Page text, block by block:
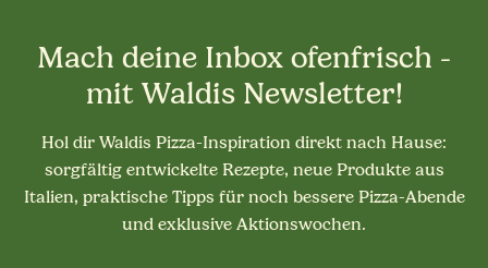
Mach deine Inbox ofenfrisch -
mit Waldis Newsletter!
Hol dir Waldis Pizza-Inspiration direkt nach Hause:
sorgfältig entwickelte Rezepte, neue Produkte aus
Italien, praktische Tipps für noch bessere Pizza-Abende
und exklusive Aktionswochen.